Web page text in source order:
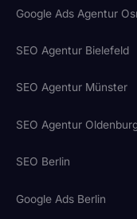
Google Ads Agentur
SEO Agentur Bielefeld
SEO Agentur Münster
SEO Agentur
SEO Berlin
Google Ads Berlin